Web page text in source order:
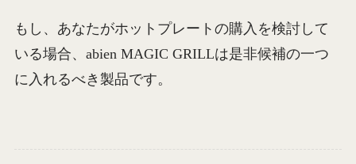
もし、あなたがホットプレートの購入を検討して
いる場合、abien MAGIC GRILLは是非候補の一つ
に入れるべき製品です。